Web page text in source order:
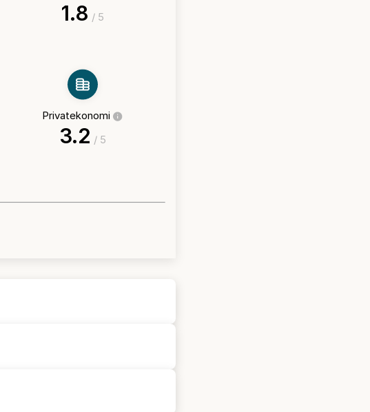
1.8 / 5
Privatekonomi
3.2 / 5